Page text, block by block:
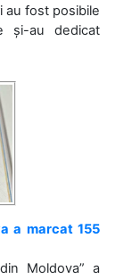
au fost posibile
și-au dedicat
a marcat 155
Moldova” a